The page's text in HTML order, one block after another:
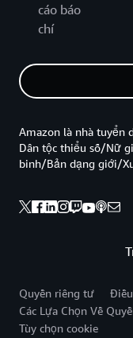
cáo báo
chí
Amazon là nhà tuyển
Dân tộc thiểu số/Nữ
binh/Bản dạng giới/
Quyền riêng tư
Các Lựa Chọn Về
Tùy chọn cookie